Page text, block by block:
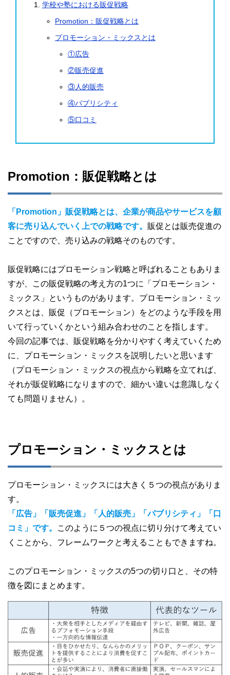
学校や塾における販促戦略
Promotion：販促戦略とは
プロモーション・ミックスとは
①広告
②販売促進
③人的販売
④パブリシティ
⑤口コミ
Promotion：販促戦略とは
「Promotion」販促戦略とは、企業が商品やサービスを顧
客に売り込んでいく上での戦略です。 販促とは販売促進の
ことですので、売り込みの戦略そのものです。
販促戦略にはプロモーション戦略と呼ばれることもありま
すが、この販促戦略の考え方の1つに「プロモーション・
ミックス」というものがあります。プロモーション・ミッ
クスとは、販促（プロモーション）をどのような手段を用
いて行っていくかという組み合わせのことを指します。
今回の記事では、販促戦略を分かりやすく考えていくため
に、プロモーション・ミックスを説明したいと思います
（プロモーション・ミックスの視点から戦略を立てれば、
それが販促戦略になりますので、細かい違いは意識しなく
ても問題りません）。
プロモーション・ミックスとは
プロモーション・ミックスには大きく５つの視点がありま
す。
「広告」「販売促進」「人的販売」「パブリシティ」「口
コミ」です。
このように５つの視点に切り分けて考えてい
くことから、フレームワークと考えることもできますね。
このプロモーション・ミックスの5つの切り口と、その特
徴を図にまとめます。